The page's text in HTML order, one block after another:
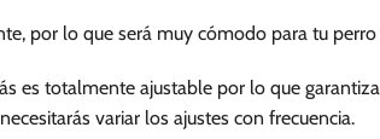
la
de
producto
por lo que será muy cómodo para tu
es totalmente ajustable por lo que
variar los ajustes con frecuencia.